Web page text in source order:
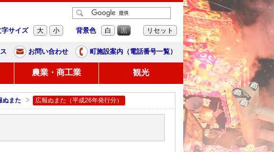
字サイズ 大 小 背景色 白 黒 リセット
お問い合わせ 町施設案内（電話番号一覧）
農業・商工業 観光
ぬまた 広報ぬまた（平成26年発行分）